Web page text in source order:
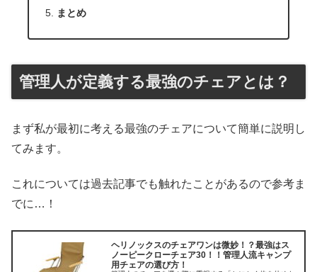
まとめ
管理人が定義する最強のチェアとは？
まず私が最初に考える最強のチェアについて簡単に説明し
てみます。
これについては過去記事でも触れたことがあるので参考ま
でに…！
ヘリノックスのチェアワンは微妙！？最強はス
ノーピークローチェア30！！管理人流キャンプ
用チェアの選び方！